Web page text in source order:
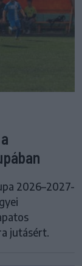
2026–2027-
jutásért.